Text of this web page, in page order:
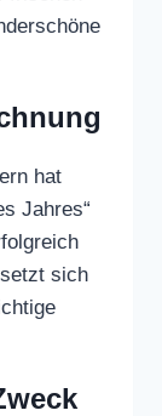
hat
Jahres“
sich